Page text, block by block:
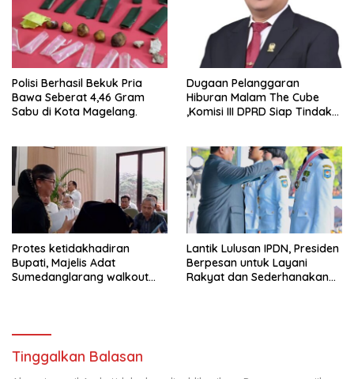
Polisi Berhasil Bekuk Pria
Bawa Seberat 4,46 Gram
Sabu di Kota Magelang.
Dugaan Pelanggaran
Hiburan Malam The Cube
,Komisi III DPRD Siap Tindak
Protes ketidakhadiran
Bupati, Majelis Adat
Sumedanglarang walkout
Lantik Lulusan IPDN, Presiden
Berpesan untuk Layani
Rakyat dan Sederhanakan
Tinggalkan Balasan